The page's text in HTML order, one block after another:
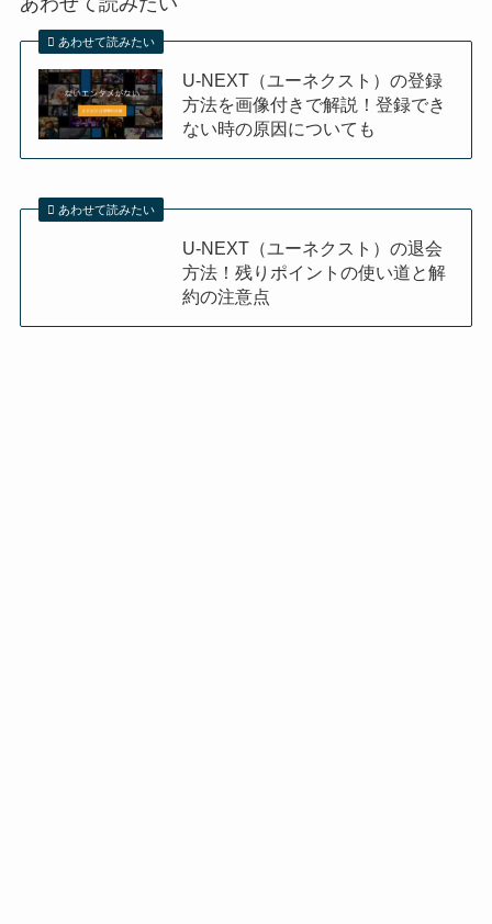
あわせて読みたい
U-NEXT（ユーネクスト）の登録
方法を画像付きで解説！登録でき
ない時の原因についても
あわせて読みたい
U-NEXT（ユーネクスト）の退会
方法！残りポイントの使い道と解
約の注意点